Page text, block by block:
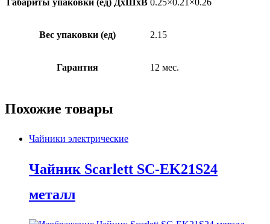
Вес упаковки (ед) 2.15
Гарантия 12 мес.
Похожие товары
Чайники электрические
Чайник Scarlett SC-EK21S24
металл